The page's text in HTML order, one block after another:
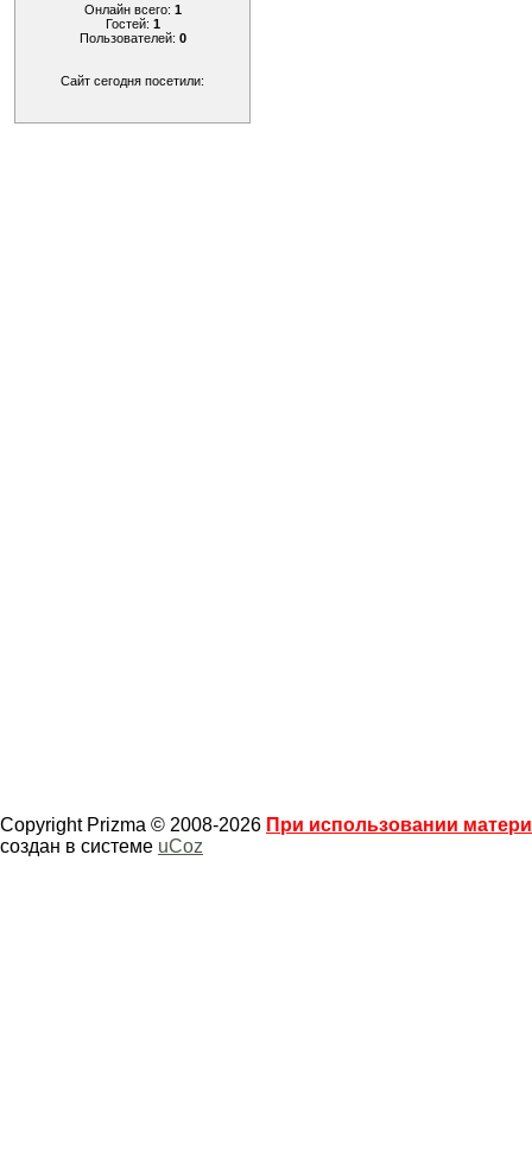
Онлайн всего: 1
Гостей: 1
Пользователей: 0
Сайт сегодня посетили:
Copyright Prizma © 2008-2026 При использовании
создан в системе uCoz